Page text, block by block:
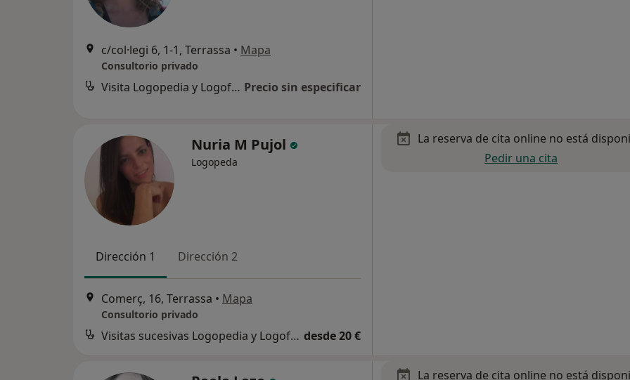
c/col·legi 6, 1-1, Terrassa • Mapa
Consultorio privado
Visita Logopedia y Logofoniatría Precio sin especificar
Nuria M Pujol
Logopeda
Dirección 1 Dirección 2
Comerç, 16, Terrassa • Mapa
Consultorio privado
Visitas sucesivas Logopedia y Logofoniatría desde 20 €
La reserva de cita online no está
Pedir una cita
La reserva de cita online no está